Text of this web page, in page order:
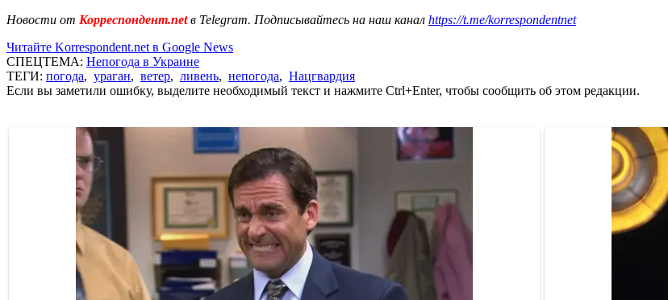
Новости от Корреспондент.netв Telegram. Подписывайтесь на наш канал https://t.me/korrespondentnet
Читайте Korrespondent.net в Google News
СПЕЦТЕМА: Непогода в Украине
ТЕГИ: погода, ураган, ветер, ливень, непогода, Нацгвардия
Если вы заметили ошибку, выделите необходимый текст и нажмите Ctrl+Enter, чтобы сообщить об этом редакции.